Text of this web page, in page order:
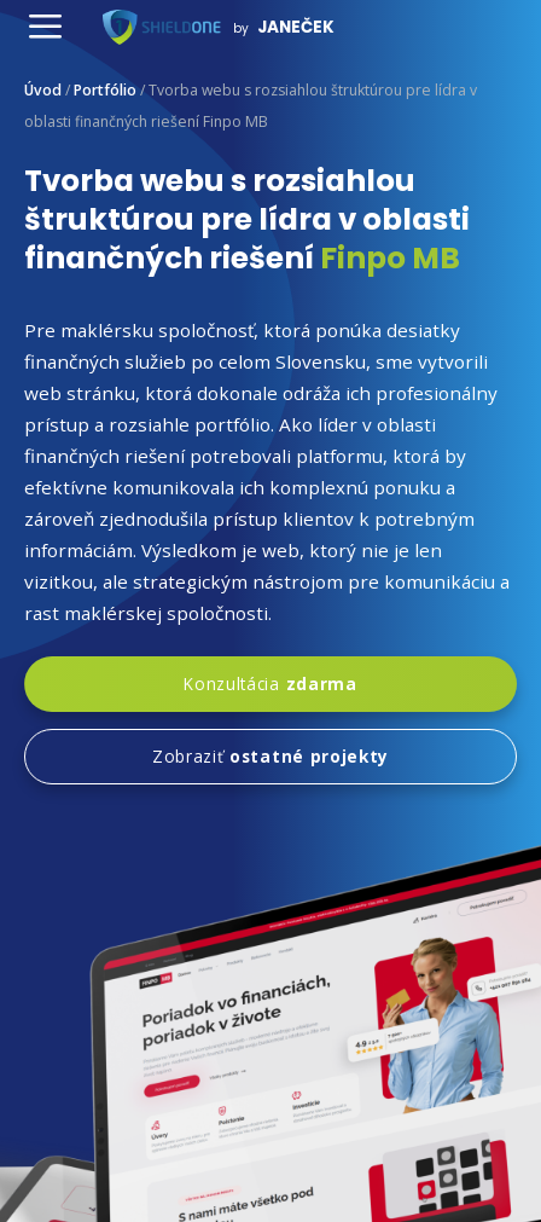
Preskočiť
obsah
Úvod/Portfólio/Tvorba webu s rozsiahlou štruktúrou pre lídra v
oblasti finančných riešení Finpo MB
Tvorba webu s rozsiahlou
štruktúrou pre lídra v oblasti
finančných riešení Finpo MB
Pre maklérsku spoločnosť, ktorá ponúka desiatky
finančných služieb po celom Slovensku, sme vytvorili
web stránku, ktorá dokonale odráža ich profesionálny
prístup a rozsiahle portfólio. Ako líder v oblasti
finančných riešení potrebovali platformu, ktorá by
efektívne komunikovala ich komplexnú ponuku a
zároveň zjednodušila prístup klientov k potrebným
informáciám. Výsledkom je web, ktorý nie je len
vizitkou, ale strategickým nástrojom pre komunikáciu a
rast maklérskej spoločnosti.
Konzultácia zdarma
Zobraziť ostatné projekty
by JANEČEK